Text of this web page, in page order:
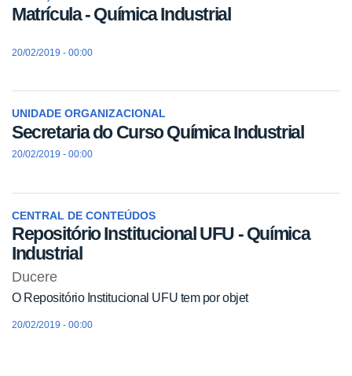
Matrícula - Química Industrial
20/02/2019 - 00:00
UNIDADE ORGANIZACIONAL
Secretaria do Curso Química Industrial
20/02/2019 - 00:00
CENTRAL DE CONTEÚDOS
Repositório Institucional UFU - Química
Industrial
Ducere
O Repositório Institucional UFU tem por objet
20/02/2019 - 00:00